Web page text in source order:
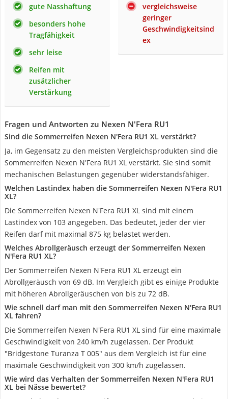
gute Nasshaftung
besonders hohe
Tragfähigkeit
sehr leise
Reifen mit
zusätzlicher
Verstärkung
vergleichsweise
geringer
Geschwindigkeitsind
ex
Fragen und Antworten zu Nexen N'Fera RU1
Sind die Sommerreifen Nexen N'Fera RU1 XL verstärkt?
Ja, im Gegensatz zu den meisten Vergleichsprodukten sind die
Sommerreifen Nexen N'Fera RU1 XL verstärkt. Sie sind somit
mechanischen Belastungen gegenüber widerstandsfähiger.
Welchen Lastindex haben die Sommerreifen Nexen N'Fera RU1
XL?
Die Sommerreifen Nexen N'Fera RU1 XL sind mit einem
Lastindex von 103 angegeben. Das bedeutet, jeder der vier
Reifen darf mit maximal 875 kg belastet werden.
Welches Abrollgeräusch erzeugt der Sommerreifen Nexen
N'Fera RU1 XL?
Der Sommerreifen Nexen N'Fera RU1 XL erzeugt ein
Abrollgeräusch von 69 dB. Im Vergleich gibt es einige Produkte
mit höheren Abrollgeräuschen von bis zu 72 dB.
Wie schnell darf man mit den Sommerreifen Nexen N'Fera RU1
XL fahren?
Die Sommerreifen Nexen N'Fera RU1 XL sind für eine maximale
Geschwindigkeit von 240 km/h zugelassen. Der Produkt
"Bridgestone Turanza T 005" aus dem Vergleich ist für eine
maximale Geschwindigkeit von 300 km/h zugelassen.
Wie wird das Verhalten der Sommerreifen Nexen N'Fera RU1
XL bei Nässe bewertet?